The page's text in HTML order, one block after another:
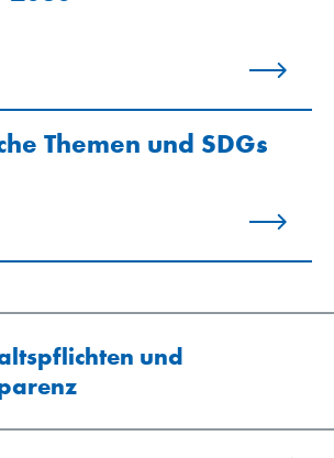
Themen und SDGs
und